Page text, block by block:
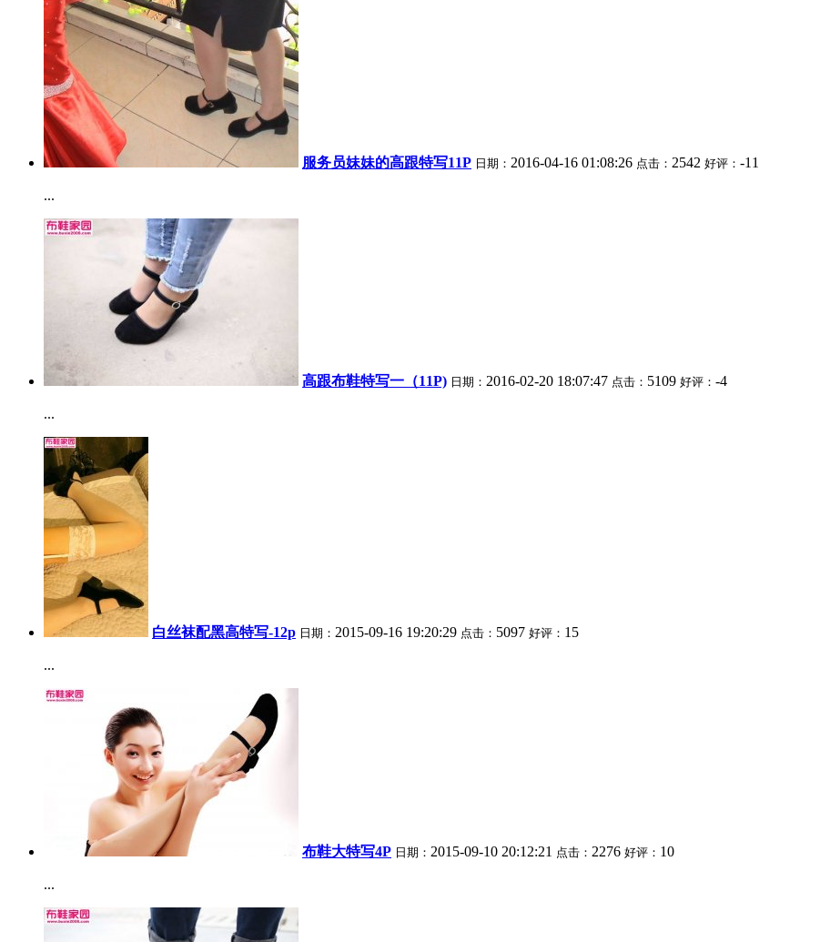
服务员妹妹的高跟特写11P 日期： 2016-04-16 01:08:26 点击： 2542 好评： -11
...
高跟布鞋特写一（11P) 日期： 2016-02-20 18:07:47 点击： 5109 好评： -4
...
白丝袜配黑高特写-12p 日期： 2015-09-16 19:20:29 点击： 5097 好评： 15
...
布鞋大特写4P 日期： 2015-09-10 20:12:21 点击： 2276 好评： 10
...